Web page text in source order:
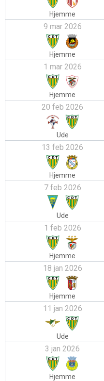
Hjemme
9 mar 2026
Hjemme
1 mar 2026
Hjemme
20 feb 2026
Ude
13 feb 2026
Hjemme
7 feb 2026
Ude
1 feb 2026
Hjemme
18 jan 2026
Hjemme
11 jan 2026
Ude
3 jan 2026
Hjemme